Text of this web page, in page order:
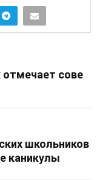
отмечает сове
школьников
каникулы